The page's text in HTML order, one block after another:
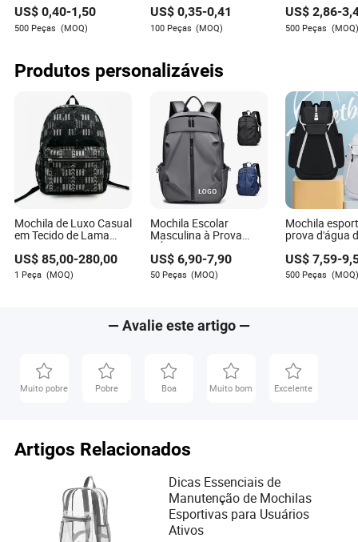
torcedor, sacolas com
cordão
US$0,40-1,50
500 Peças (MOQ)
logotipo OEM, com
cordão ajustável para
eventos e viagens,
US$ 0,35-0,41
100 Peças (MOQ)
US$2,86-
500 Peças (MOQ)
Produtos personalizáveis
Mochila de Luxo Casual
em Tecido de Lama
Mulheres e Homens ao
Ar Livre
US$85,00-280,00
1 Peça (MOQ)
Mochila Escolar
Masculina à Prova
d'Água para Viagem e
Esportes ao Ar Livre
para Escritório e
Computador
US$ 6,90-7,90
50 Peças (MOQ)
Mochila
prova d'água
entusiastas
com
zíper, para
US$7,59-
500 Peças (MOQ)
— Avalie este artigo —
Muito pobre Pobre Boa Muito bom Excelente
Artigos Relacionados
Dicas Essenciais de
Manutenção de Mochilas
Esportivas para Usuários
Ativos